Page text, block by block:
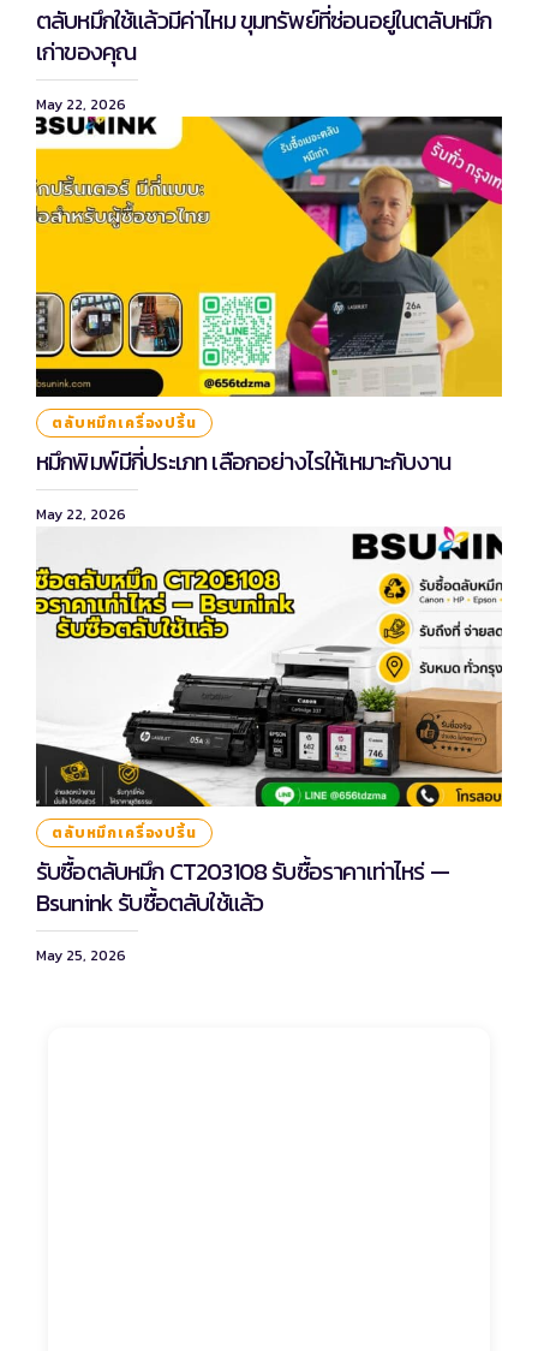
ตลับหมึกใช้แล้วมีค่าไหม ขุมทรัพย์ที่ซ่อนอยู่ในตลับหมึก
เก่าของคุณ
May 22, 2026
ตลับหมึกเครื่องปริ้น
หมึกพิมพ์มีกี่ประเภท เลือกอย่างไรให้เหมาะกับงาน
May 22, 2026
ตลับหมึกเครื่องปริ้น
รับซื้อตลับหมึก CT203108 รับซื้อราคาเท่าไหร่ —
Bsunink รับซื้อตลับใช้แล้ว
May 25, 2026